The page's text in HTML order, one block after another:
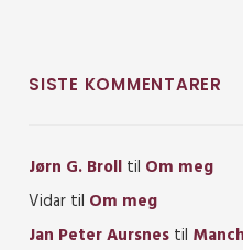
SISTE KOMMENTARER
Jørn G. Broll til Om meg
Vidar til Om meg
Jan Peter Aursnes til